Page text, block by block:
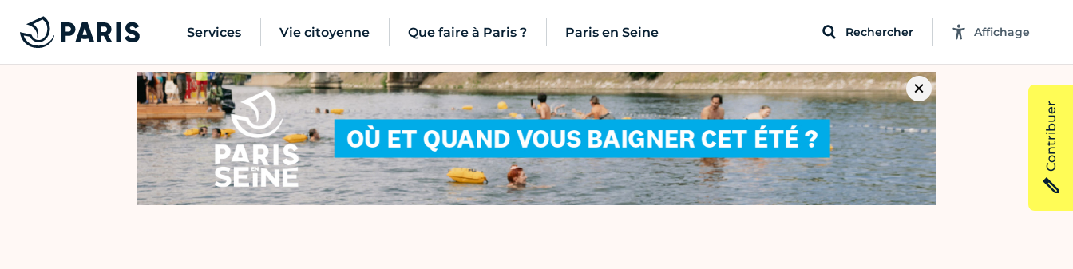
Services Vie citoyenne Que faire à Paris ? Paris en Seine Rechercher Affichage
Contribuer